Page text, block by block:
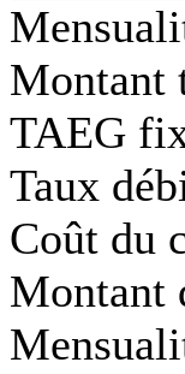
Montant
TAEG
Taux
Coût du
Montant